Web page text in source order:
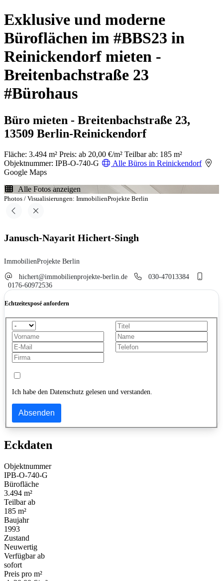
Exklusive und moderne
Büroflächen im #BBS23 in
Reinickendorf mieten -
Breitenbachstraße 23
#Bürohaus
Büro mieten - Breitenbachstraße 23,
13509 Berlin-Reinickendorf
Fläche: 3.494 m² Preis: ab 20,00 €/m² Teilbar ab: 185 m²
Objektnummer: IPB-O-740-G
Alle Büros in Reinickendorf
Google Maps
Alle Fotos anzeigen
Photos / Visualisierungen: ImmobilienProjekte Berlin
Janusch-Nayarit Hichert-Singh
ImmobilienProjekte Berlin
hichert@immobilienprojekte-berlin.de
030-47013384
0176-60972536
Echtzeitexposé anfordern
Ich habe den Datenschutz gelesen und verstanden.
Absenden
Eckdaten
Objektnummer
IPB-O-740-G
Bürofläche
3.494 m²
Teilbar ab
185 m²
Baujahr
1993
Zustand
Neuwertig
Verfügbar ab
sofort
Preis pro m²